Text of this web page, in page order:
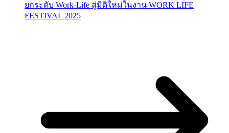
ยกระดับ Work-Life สู่มิติใหม่ในงาน WORK LIFE
FESTIVAL 2025